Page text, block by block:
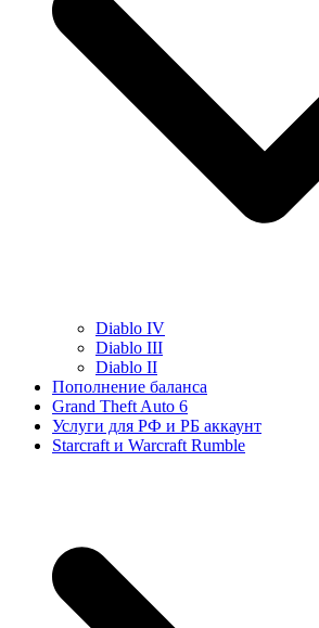
Diablo IV
Diablo III
Diablo II
Пополнение баланса
Grand Theft Auto 6
Услуги для РФ и РБ аккаунт
Starcraft и Warcraft Rumble